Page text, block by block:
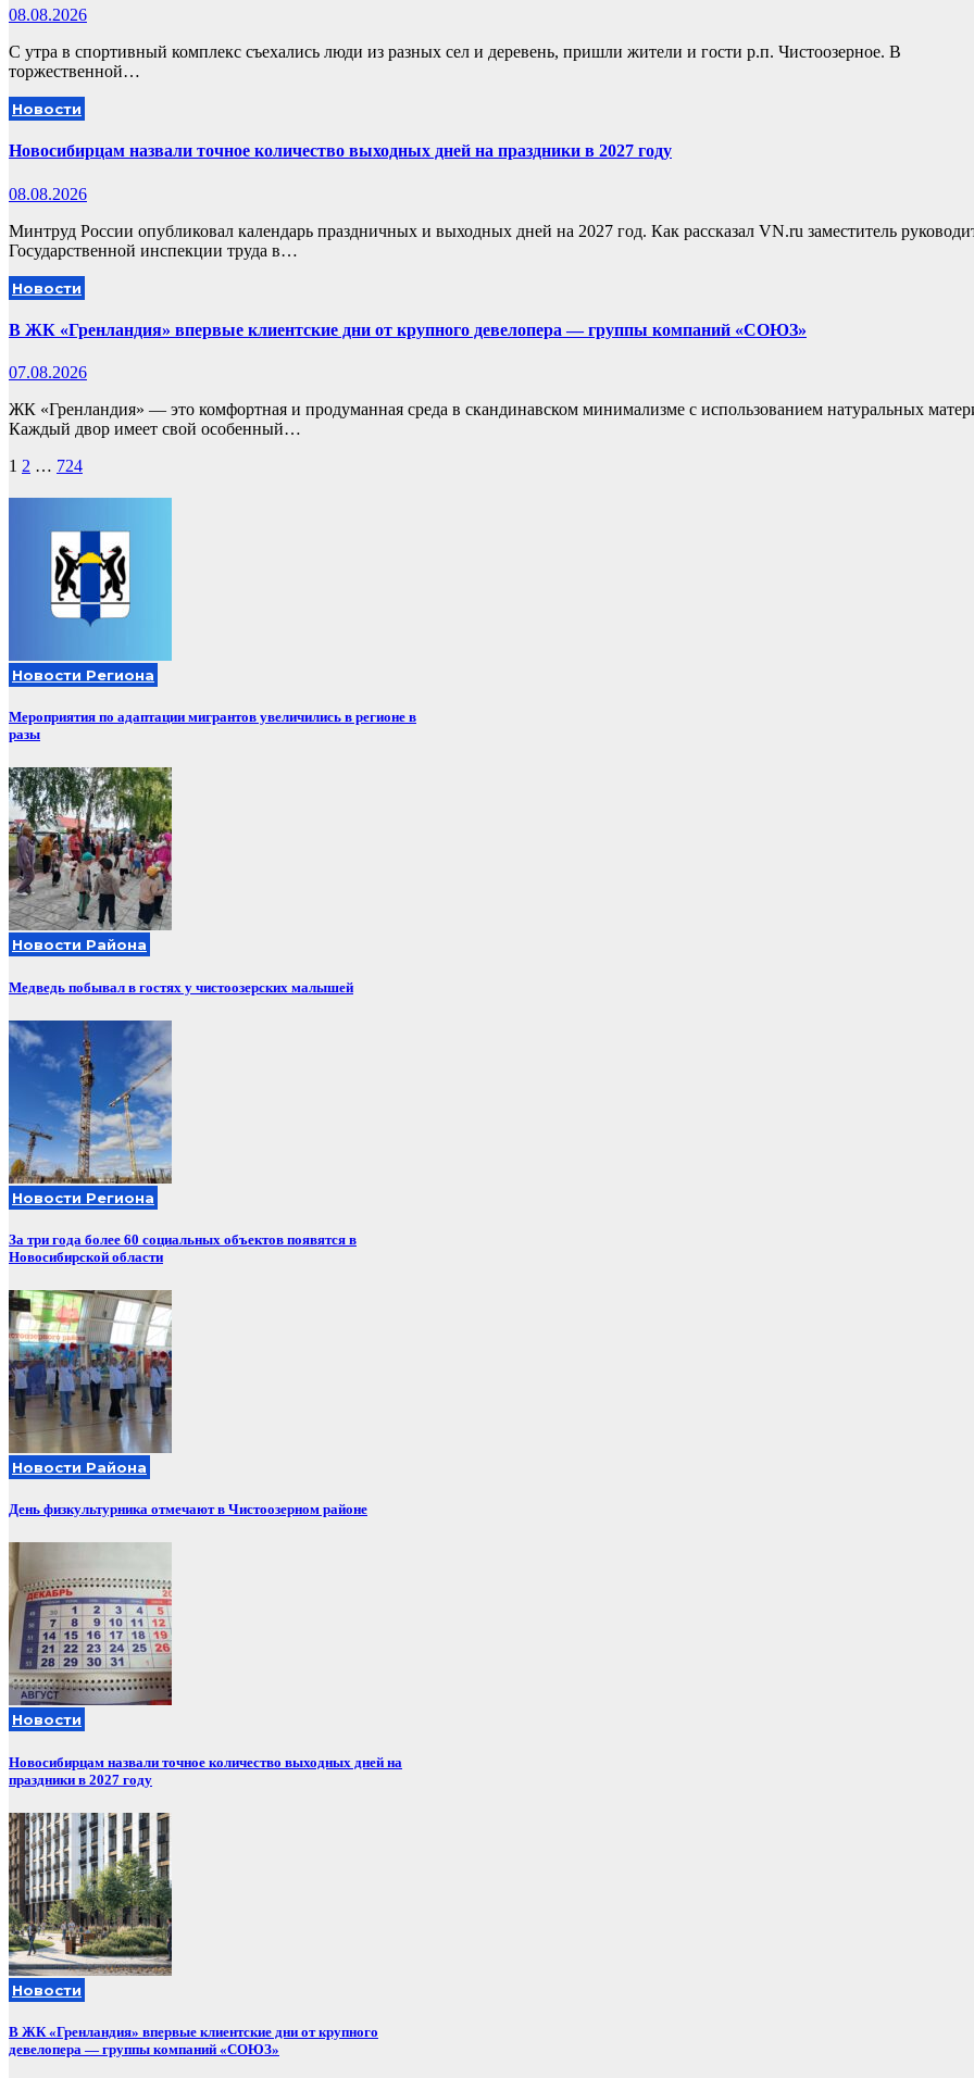
08.08.2026
С утра в спортивный комплекс съехались люди из разных сел и деревень, пришли жители и гости р.п. Чистоозерное. В
торжественной…
Новости
Новосибирцам назвали точное количество выходных дней на праздники в 2027 году
08.08.2026
Минтруд России опубликовал календарь праздничных и выходных дней на 2027 год. Как рассказал VN.ru заместитель
Государственной инспекции труда в…
Новости
В ЖК «Гренландия» впервые клиентские дни от крупного девелопера — группы компаний «СОЮЗ»
07.08.2026
ЖК «Гренландия» — это комфортная и продуманная среда в скандинавском минимализме с использованием натуральных
Каждый двор имеет свой особенный…
Пагинация
записей
1 2 … 724
Новости Региона
Мероприятия по адаптации мигрантов увеличились в регионе в
разы
Новости Района
Медведь побывал в гостях у чистоозерских малышей
Новости Региона
За три года более 60 социальных объектов появятся в
Новосибирской области
Новости Района
День физкультурника отмечают в Чистоозерном районе
Новости
Новосибирцам назвали точное количество выходных дней на
праздники в 2027 году
Новости
В ЖК «Гренландия» впервые клиентские дни от крупного
девелопера — группы компаний «СОЮЗ»